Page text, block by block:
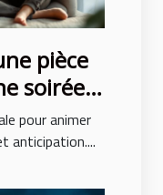
pièce
soirée
pour animer
anticipation....